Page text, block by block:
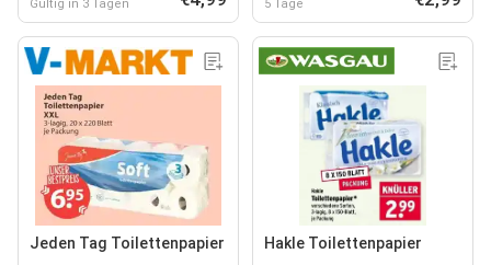
Gültig in 3 Tagen 5 Tage
Jeden Tag Toilettenpapier Hakle Toilettenpapier